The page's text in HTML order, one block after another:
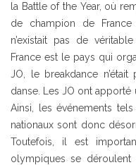
la Battle of the Year, où
de champion de
n’existait pas de
France est le pays qui
JO, le breakdance
danse. Les JO ont apporté
Ainsi, les événements
nationaux sont donc
Toutefois, il est
olympiques se